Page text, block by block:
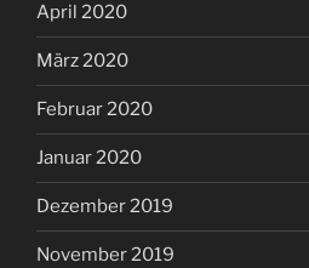
April 2020
März 2020
Februar 2020
Januar 2020
Dezember 2019
November 2019